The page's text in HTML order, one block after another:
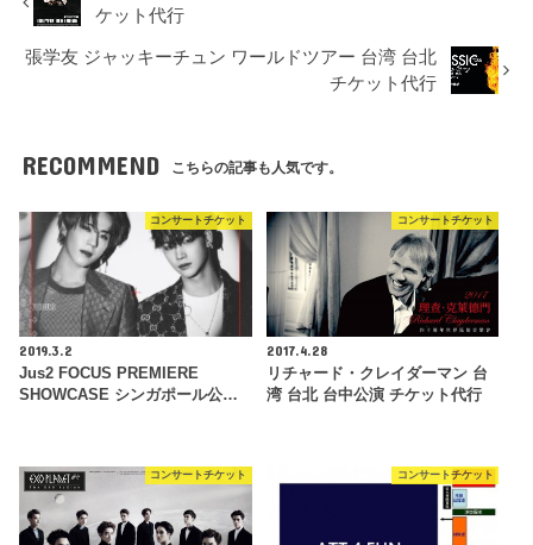
ケット代行
張学友 ジャッキーチュン ワールドツアー 台湾 台北
チケット代行
RECOMMEND こちらの記事も人気です。
コンサートチケット
2019.3.2
Jus2 FOCUS PREMIERE
SHOWCASE シンガポール公…
コンサートチケット
2017.4.28
リチャード・クレイダーマン 台
湾 台北 台中公演 チケット代行
コンサートチケット コンサートチケット